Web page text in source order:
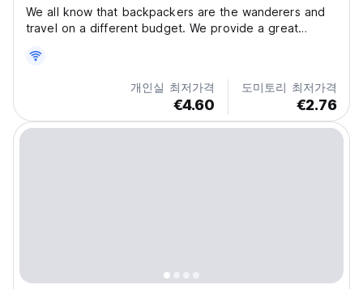
We all know that backpackers are the wanderers and
travel on a different budget. We provide a great
traveler needs at very affordable prices. We have
amazing interior, in-house cafe, room top hangout
개인실 최저가격
€4.60
도미토리 최저가격
€2.76